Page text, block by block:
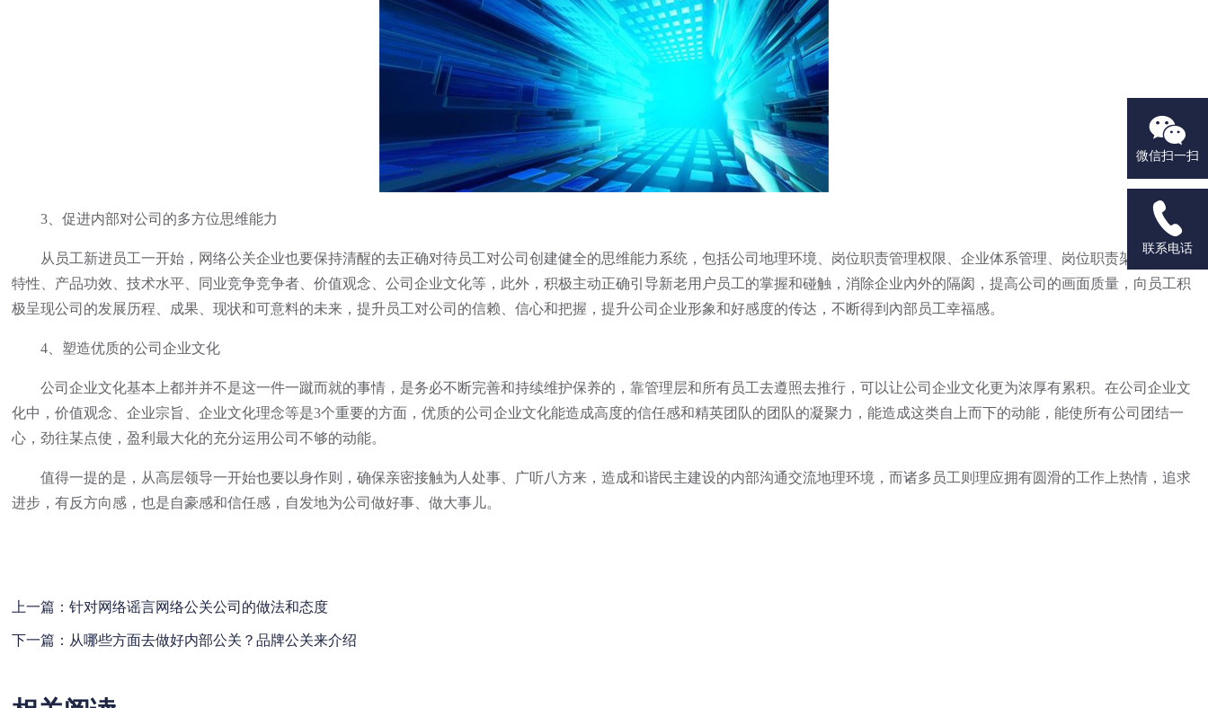
3、促进内部对公司的多方位思维能力
从员工新进员工一开始，网络公关企业也要保持清醒的去正确对待员工对公司创建健全的思维能力系统，包括公司地理环境、岗位职责管理权限、企业体系管理、岗位职责架构、服务
特性、产品功效、技术水平、同业竞争竞争者、价值观念、公司企业文化等，此外，积极主动正确引导新老用户员工的掌握和碰触，消除企业內外的隔阂，提高公司的画面质量，向员工积
极呈现公司的发展历程、成果、现状和可意料的未来，提升员工对公司的信赖、信心和把握，提升公司企业形象和好感度的传达，不断得到內部员工幸福感。
4、塑造优质的公司企业文化
公司企业文化基本上都并并不是这一件一蹴而就的事情，是务必不断完善和持续维护保养的，靠管理层和所有员工去遵照去推行，可以让公司企业文化更为浓厚有累积。在公司企业文
化中，价值观念、企业宗旨、企业文化理念等是3个重要的方面，优质的公司企业文化能造成高度的信任感和精英团队的团队的凝聚力，能造成这类自上而下的动能，能使所有公司团结一
心，劲往某点使，盈利最大化的充分运用公司不够的动能。
值得一提的是，从高层领导一开始也要以身作则，确保亲密接触为人处事、广听八方来，造成和谐民主建设的内部沟通交流地理环境，而诸多员工则理应拥有圆滑的工作上热情，追求
进步，有反方向感，也是自豪感和信任感，自发地为公司做好事、做大事儿。
上一篇：针对网络谣言网络公关公司的做法和态度
下一篇： 从哪些方面去做好内部公关？品牌公关来介绍

微信扫一扫

联系电话